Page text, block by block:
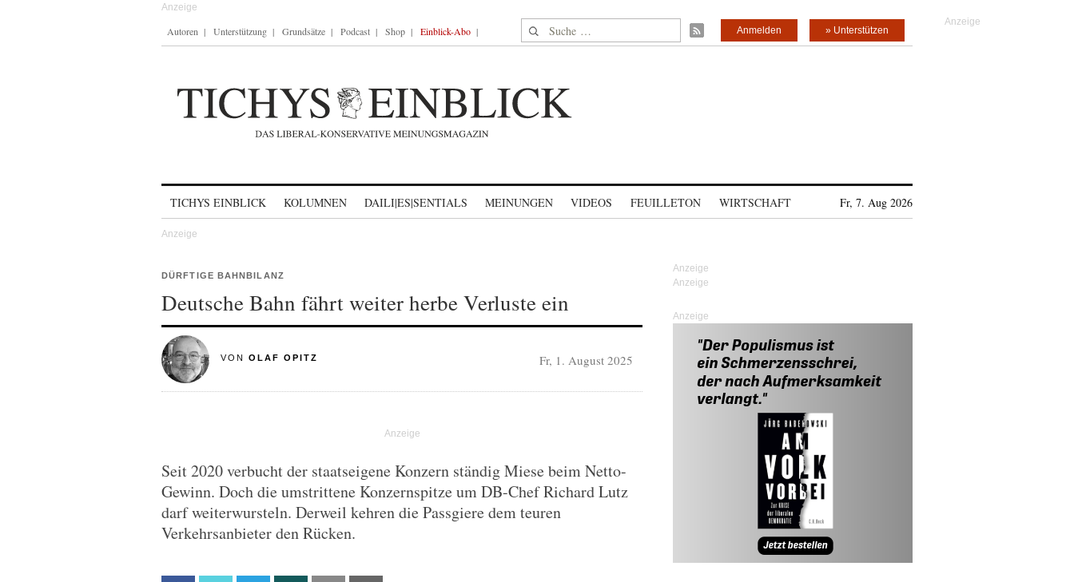
Autoren Unterstützung Grundsätze Podcast Shop Einblick-Abo Suche nach: » Unterstützen
Anmelden
TICHYS EINBLICK KOLUMNEN DAILI|ES|SENTIALS MEINUNGEN VIDEOS FEUILLETON WIRTSCHAFT Fr, 7. Aug 2026
DÜRFTIGE BAHNBILANZ
Deutsche Bahn fährt weiter herbe Verluste ein
VON OLAF OPITZ Fr, 1. August 2025
Seit 2020 verbucht der staatseigene Konzern ständig Miese beim Netto-
Gewinn. Doch die umstrittene Konzernspitze um DB-Chef Richard Lutz
darf weiterwursteln. Derweil kehren die Passgiere dem teuren
Verkehrsanbieter den Rücken.
Anzeige